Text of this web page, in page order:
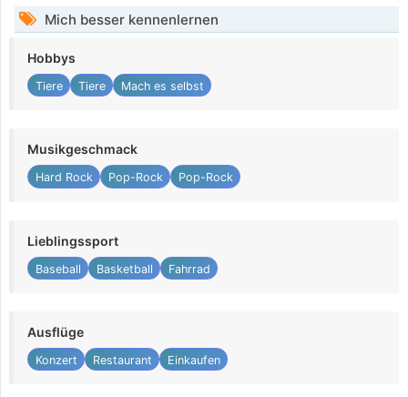
Mich besser kennenlernen
Hobbys
Tiere Tiere Mach es selbst
Musikgeschmack
Hard Rock Pop-Rock Pop-Rock
Lieblingssport
Baseball Basketball Fahrrad
Ausflüge
Konzert Restaurant Einkaufen